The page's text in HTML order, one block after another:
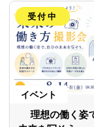
受付中
イベント
理想の働く姿